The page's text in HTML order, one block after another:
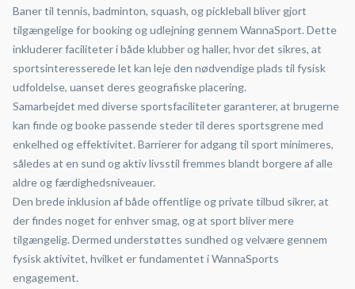
Baner til tennis, badminton, squash, og pickleball bliver gjort
tilgængelige for booking og udlejning gennem WannaSport. Dette
inkluderer faciliteter i både klubber og haller, hvor det sikres, at
sportsinteresserede let kan leje den nødvendige plads til fysisk
udfoldelse, uanset deres geografiske placering.
Samarbejdet med diverse sportsfaciliteter garanterer, at brugerne
kan finde og booke passende steder til deres sportsgrene med
enkelhed og effektivitet. Barrierer for adgang til sport minimeres,
således at en sund og aktiv livsstil fremmes blandt borgere af alle
aldre og færdighedsniveauer.
Den brede inklusion af både offentlige og private tilbud sikrer, at
der findes noget for enhver smag, og at sport bliver mere
tilgængelig. Dermed understøttes sundhed og velvære gennem
fysisk aktivitet, hvilket er fundamentet i WannaSports
engagement.